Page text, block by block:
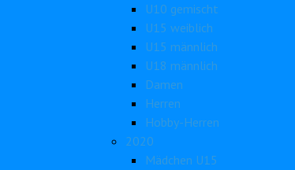
U10 gemischt
U15 weiblich
U15 männlich
U18 männlich
Damen
Herren
Hobby-Herren
2020
Mädchen U15